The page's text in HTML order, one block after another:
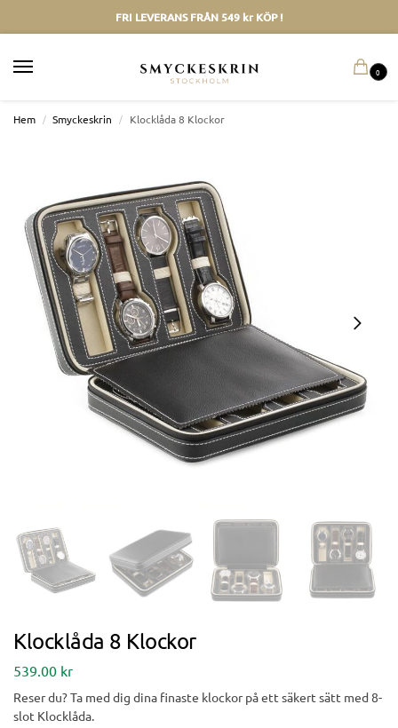
FRI LEVERANS FRÅN 549 kr KÖP !
0
Hem / Smyckeskrin / Klocklåda 8 Klockor
Klocklåda 8 Klockor
539.00 kr
Reser du? Ta med dig dina finaste klockor på ett säkert sätt med 8-
slot Klocklåda.